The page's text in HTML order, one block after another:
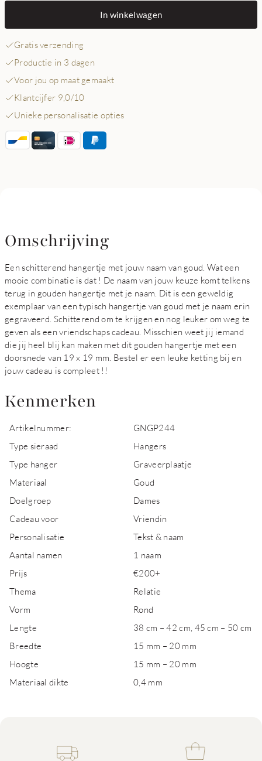
In winkelwagen
Gratis verzending
Productie in 3 dagen
Voor jou op maat gemaakt
Klantcijfer 9,0/10
Unieke personalisatie opties
Omschrijving
Een schitterend hangertje met jouw naam van goud. Wat een
mooie combinatie is dat ! De naam van jouw keuze komt telkens
terug in gouden hangertje met je naam. Dit is een geweldig
exemplaar van een typisch hangertje van goud met je naam erin
gegraveerd. Schitterend om te krijgen en nog leuker om weg te
geven als een vriendschaps cadeau. Misschien weet jij iemand
die jij heel blij kan maken met dit gouden hangertje met een
doorsnede van 19 x 19 mm. Bestel er een leuke ketting bij en
jouw cadeau is compleet !!
Kenmerken
Artikelnummer:
GNGP244
Type sieraad
Hangers
Type hanger
Graveerplaatje
Materiaal
Goud
Doelgroep
Dames
Cadeau voor
Vriendin
Personalisatie
Tekst & naam
Aantal namen
1 naam
Prijs
€200+
Thema
Relatie
Vorm
Rond
Lengte
38 cm – 42 cm, 45 cm – 50 cm
Breedte
15 mm – 20 mm
Hoogte
15 mm – 20 mm
Materiaal dikte
0,4 mm